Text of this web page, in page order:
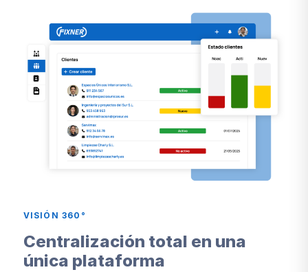
VISIÓN 360°
Centralización total en una
única plataforma